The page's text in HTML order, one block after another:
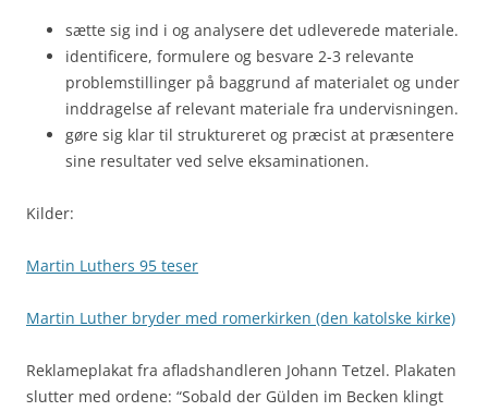
sætte sig ind i og analysere det udleverede materiale.
identificere, formulere og besvare 2-3 relevante
problemstillinger på baggrund af materialet og under
inddragelse af relevant materiale fra undervisningen.
gøre sig klar til struktureret og præcist at præsentere
sine resultater ved selve eksaminationen.
Kilder:
Martin Luthers 95 teser
Martin Luther bryder med romerkirken (den katolske kirke)
Reklameplakat fra afladshandleren Johann Tetzel. Plakaten
slutter med ordene: “Sobald der Gülden im Becken klingt